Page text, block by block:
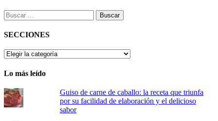
Buscar:
SECCIONES
SECCIONES
Lo más leído
Guiso de carne de caballo: la receta que triunfa
por su facilidad de elaboración y el delicioso
sabor